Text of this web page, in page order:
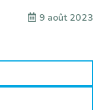
9 août 2023